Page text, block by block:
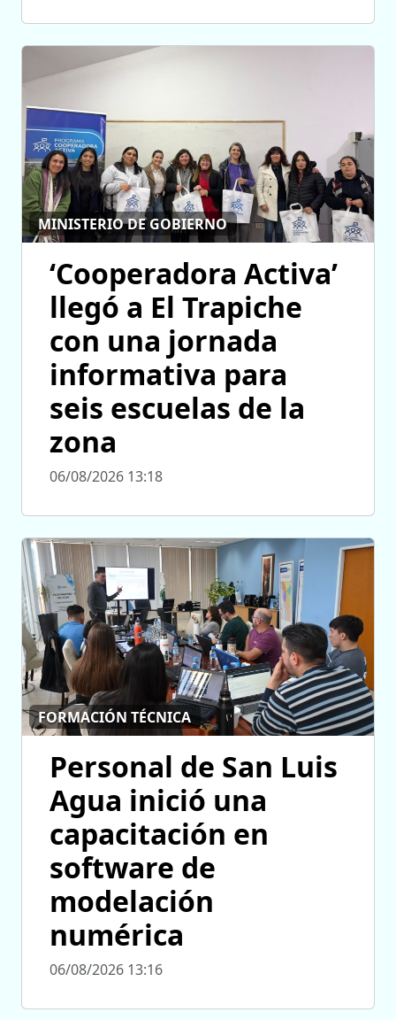
MINISTERIO DE GOBIERNO
‘Cooperadora Activa’
llegó a El Trapiche
con una jornada
informativa para
seis escuelas de la
zona
06/08/2026 13:18
FORMACIÓN TÉCNICA
Personal de San Luis
Agua inició una
capacitación en
software de
modelación
numérica
06/08/2026 13:16